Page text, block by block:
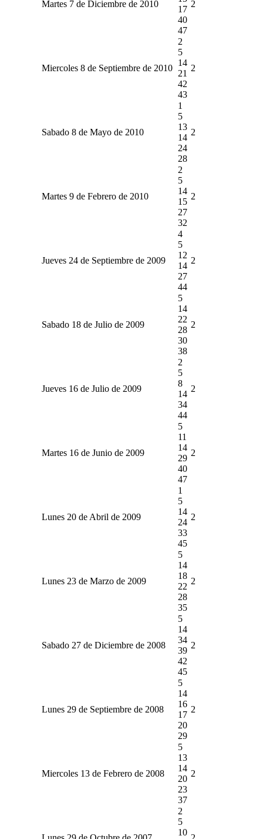
Martes 7 de Diciembre de 2010
17
40
47
2
Miercoles 8 de Septiembre de 2010
2
5
14
21
42
43
2
Sabado 8 de Mayo de 2010
1
5
13
14
24
28
2
Martes 9 de Febrero de 2010
2
5
14
15
27
32
2
Jueves 24 de Septiembre de 2009
4
5
12
14
27
44
2
Sabado 18 de Julio de 2009
5
14
22
28
30
38
2
Jueves 16 de Julio de 2009
2
5
8
14
34
44
2
Martes 16 de Junio de 2009
5
11
14
29
40
47
2
Lunes 20 de Abril de 2009
1
5
14
24
33
45
2
Lunes 23 de Marzo de 2009
5
14
18
22
28
35
2
Sabado 27 de Diciembre de 2008
5
14
34
39
42
45
2
Lunes 29 de Septiembre de 2008
5
14
16
17
20
29
2
Miercoles 13 de Febrero de 2008
5
13
14
20
23
37
2
2
5
10